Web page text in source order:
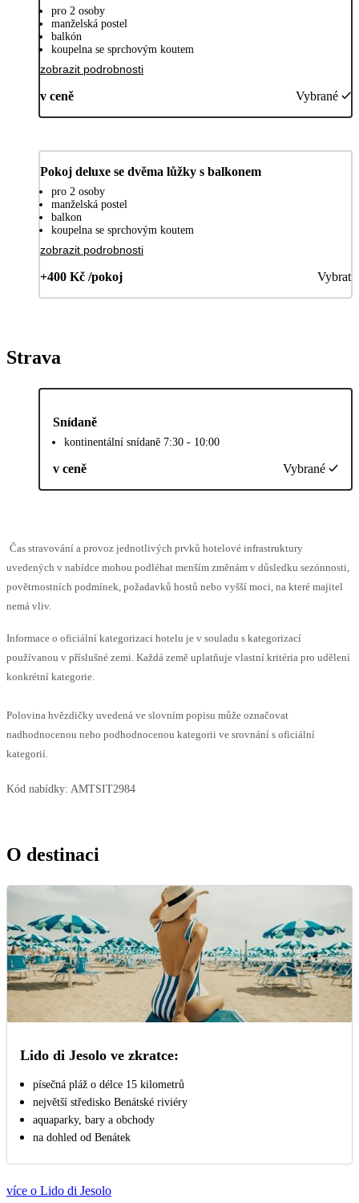
pro 2 osoby
manželská postel
balkón
koupelna se sprchovým koutem
zobrazit podrobnosti
v ceně Vybrané
Pokoj deluxe se dvěma lůžky s balkonem
pro 2 osoby
manželská postel
balkon
koupelna se sprchovým koutem
zobrazit podrobnosti
+400 Kč /pokoj Vybrat
Strava
Snídaně
kontinentální snídaně 7:30 - 10:00
v ceně Vybrané
Čas stravování a provoz jednotlivých prvků hotelové infrastruktury
uvedených v nabídce mohou podléhat menším změnám v důsledku sezónnosti,
povětrnostních podmínek, požadavků hostů nebo vyšší moci, na které majitel
nemá vliv.
Informace o oficiální kategorizaci hotelu je v souladu s kategorizací
používanou v příslušné zemi. Každá země uplatňuje vlastní kritéria pro udělení
konkrétní kategorie.
Polovina hvězdičky uvedená ve slovním popisu může označovat
nadhodnocenou nebo podhodnocenou kategorii ve srovnání s oficiální
kategorií.
Kód nabídky: AMTSIT2984
O destinaci
Lido di Jesolo ve zkratce:
písečná pláž o délce 15 kilometrů
největší středisko Benátské riviéry
aquaparky, bary a obchody
na dohled od Benátek
více o Lido di Jesolo